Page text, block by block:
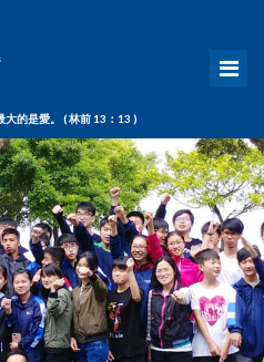
的是愛。 ( 林前 13：13 )